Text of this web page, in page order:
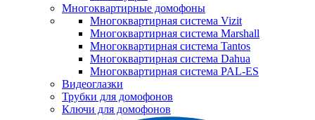
Многоквартирные домофоны
Многоквартирная система Vizit
Многоквартирная система Marshall
Многоквартирная система Tantos
Многоквартирная система Dahua
Многоквартирная система PAL-ES
Видеоглазки
Трубки для домофонов
Ключи для домофонов